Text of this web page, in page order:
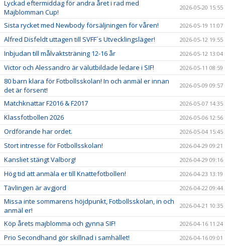
Lyckad eftermiddag för andra året i rad med
Majblomman Cup!
2026-05-20 15:55
Sista rycket med Newbody försäljningen för våren! 2026-05-19 11:07
Alfred Disfeldt uttagen till SVFF´s Utvecklingsläger! 2026-05-12 19:55
Inbjudan till målvaktsträning 12-16 år 2026-05-12 13:04
Victor och Alessandro är välutbildade ledare i SIF! 2026-05-11 08:59
80 barn klara för Fotbollsskolan! In och anmäl er innan
det är försent!
2026-05-09 09:57
Matchknattar F2016 & F2017 2026-05-07 14:35
Klassfotbollen 2026 2026-05-06 12:56
Ordförande har ordet. 2026-05-04 15:45
Stort intresse för Fotbollsskolan! 2026-04-29 09:21
Kansliet stängt Valborg! 2026-04-29 09:16
Hög tid att anmäla er till Knattefotbollen! 2026-04-23 13:19
Tävlingen är avgjord 2026-04-22 09:44
Missa inte sommarens höjdpunkt, Fotbollsskolan, in och
anmäl er!
2026-04-21 10:35
Köp årets majblomma och gynna SIF! 2026-04-16 11:24
Prio Secondhand gör skillnad i samhället! 2026-04-16 09:01